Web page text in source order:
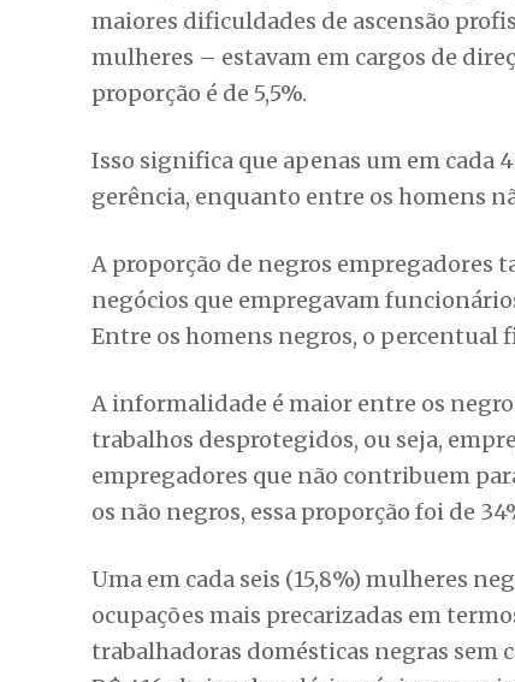
maiores dificuldades de ascensão
mulheres – estavam em cargos de
proporção é de 5,5%.
Isso significa que apenas um em cada
gerência, enquanto entre os homens
A proporção de negros empregadores
negócios que empregavam
Entre os homens negros, o percentual
A informalidade é maior entre os
trabalhos desprotegidos, ou seja,
empregadores que não contribuem
os não negros, essa proporção foi de
Uma em cada seis (15,8%) mulheres
ocupações mais precarizadas em
trabalhadoras domésticas negras sem